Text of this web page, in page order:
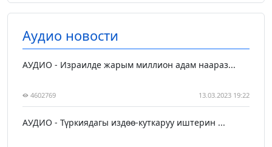
Аудио новости
АУДИО - Израилде жарым миллион адам наараз...
4602769 13.03.2023 19:22
АУДИО - Түркиядагы издөө-куткаруу иштерин ...